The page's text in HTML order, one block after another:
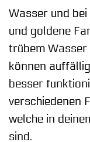
Wasser und
und goldene
trübem
können
besser
verschiedenen
welche in
sind.